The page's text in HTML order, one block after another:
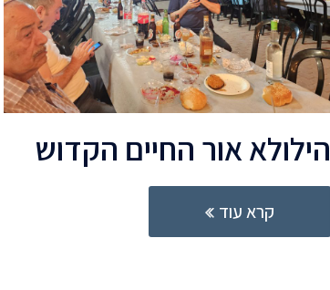
הילולא אור החיים הקדוש
קרא עוד